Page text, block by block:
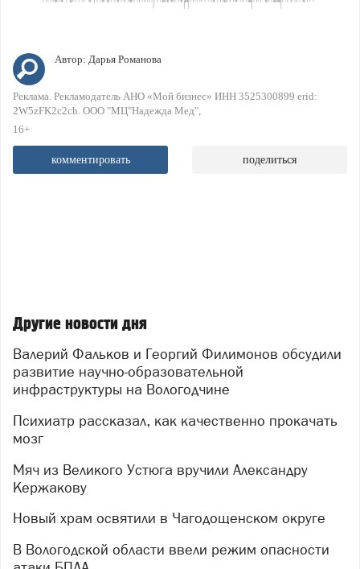
Автор: Дарья Романова
Реклама. Рекламодатель АНО «Мой бизнес» ИНН 3525300899 erid:
2W5zFK2c2ch. ООО "МЦ"Надежда Мед"
16+
комментировать поделиться
Другие новости дня
Валерий Фальков и Георгий Филимонов обсудили
развитие научно-образовательной
инфраструктуры на Вологодчине
Психиатр рассказал, как качественно прокачать
мозг
Мяч из Великого Устюга вручили Александру
Кержакову
Новый храм освятили в Чагодощенском округе
В Вологодской области ввели режим опасности